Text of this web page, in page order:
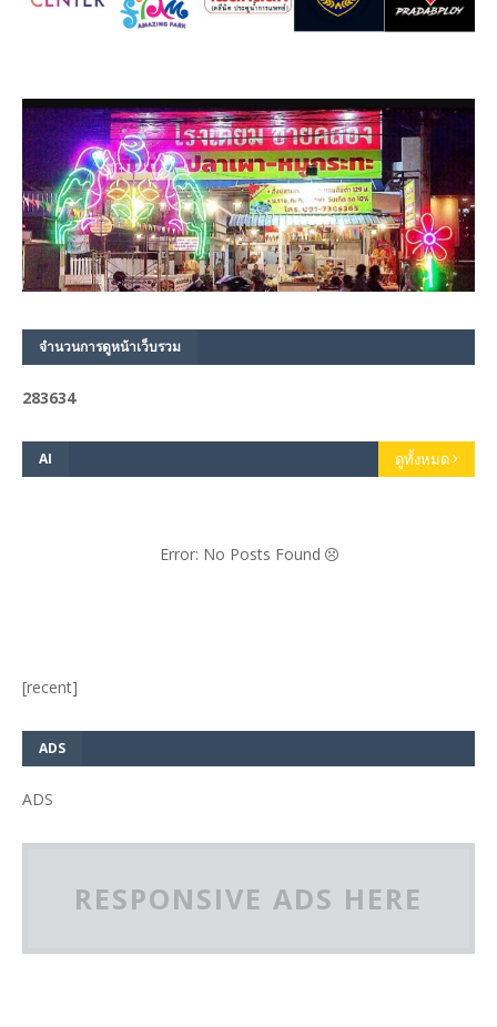
จำนวนการดูหน้าเว็บรวม
283634
AI ดูทั้งหมด
Error: No Posts Found
[recent]
ADS
ADS
RESPONSIVE ADS HERE